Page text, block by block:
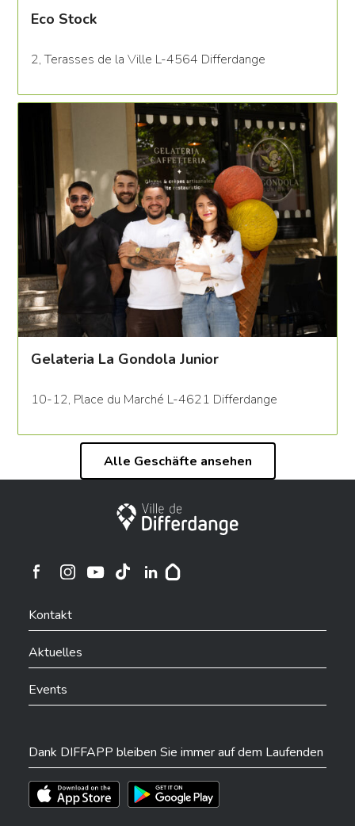
Eco Stock
2, Terasses de la Ville L-4564 Differdange
Gelateria La Gondola Junior
10-12, Place du Marché L-4621 Differdange
Alle Geschäfte ansehen
Stadt Differdingen
Ville de Differdange sur Instagram
Kontakt
Aktuelles
Events
Dank DIFFAPP bleiben Sie immer auf dem Laufenden
Téléchargez l'app sur l'App StoreTéléchargez l'app sur Play Store